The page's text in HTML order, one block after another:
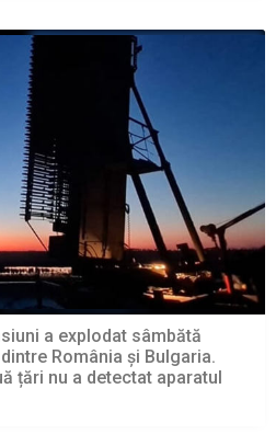
a explodat sâmbătă
România și Bulgaria.
țări nu a detectat aparatul